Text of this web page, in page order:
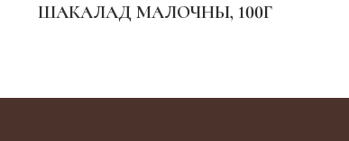
ШАКАЛАД МАЛОЧНЫ, 100Г